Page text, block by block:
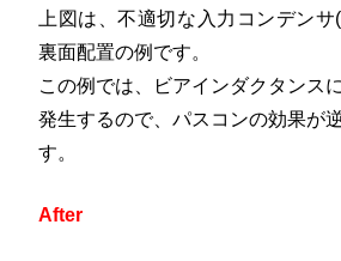
上図は、不適切な入力コンデン
裏面配置の例です。
この例では、ビアインダクタンス
発生するので、パスコンの効果が
す。
After